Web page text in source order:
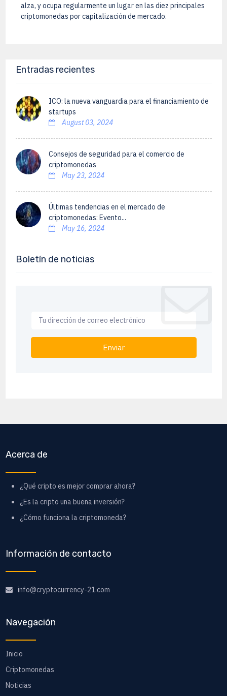
alza, y ocupa regularmente un lugar en las diez principales
criptomonedas por capitalización de mercado.
Entradas recientes
ICO: la nueva vanguardia para el financiamiento de
startups
August 03, 2024
Consejos de seguridad para el comercio de
criptomonedas
May 23, 2024
Últimas tendencias en el mercado de
criptomonedas: Evento...
May 16, 2024
Boletín de noticias
Enviar
Acerca de
¿Qué cripto es mejor comprar ahora?
¿Es la cripto una buena inversión?
¿Cómo funciona la criptomoneda?
Información de contacto
info@cryptocurrency-21.com
Navegación
Inicio
Criptomonedas
Noticias